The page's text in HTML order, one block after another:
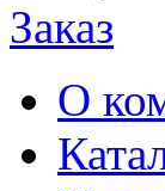
Заказ
О